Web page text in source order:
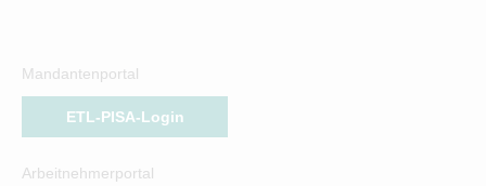
Mandantenportal
ETL-PISA-Login
Arbeitnehmerportal